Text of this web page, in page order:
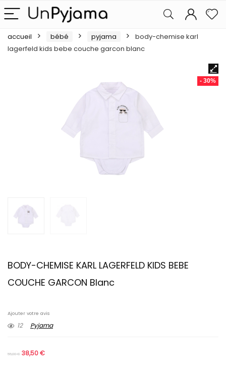
accueil bébé pyjama
body-chemise karl
lagerfeld kids bebe couche garcon blanc
- 30%
BODY-CHEMISE KARL LAGERFELD KIDS BEBE
COUCHE GARCON Blanc
Ajouter votre avis
12 Pyjama
55,00€ 38,50€